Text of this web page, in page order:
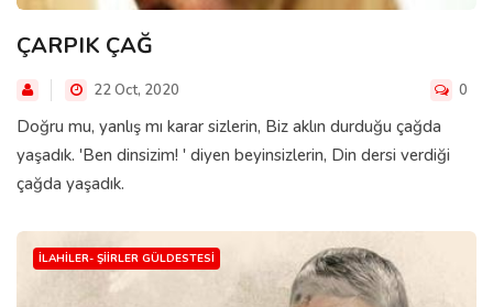
ÇARPIK ÇAĞ
22 Oct, 2020 0
Doğru mu, yanlış mı karar sizlerin, Biz aklın durduğu çağda
yaşadık. 'Ben dinsizim! ' diyen beyinsizlerin, Din dersi verdiği
çağda yaşadık.
İLAHILER- ŞIIRLER GÜLDESTESI